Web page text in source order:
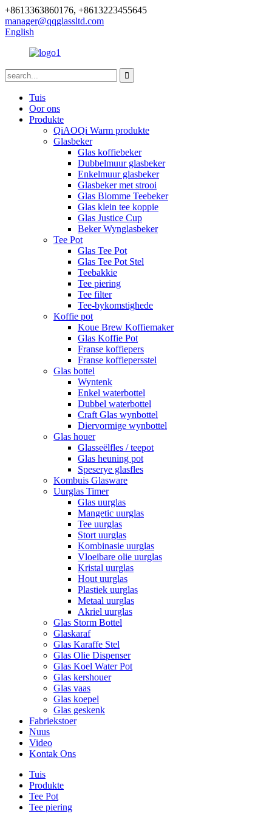
+8613363860176, +8613223455645
manager@qqglassltd.com
English
Tuis
Oor ons
Produkte
QiAOQi Warm produkte
Glasbeker
Glas koffiebeker
Dubbelmuur glasbeker
Enkelmuur glasbeker
Glasbeker met strooi
Glas Blomme Teebeker
Glas klein tee koppie
Glas Justice Cup
Beker Wynglasbeker
Tee Pot
Glas Tee Pot
Glas Tee Pot Stel
Teebakkie
Tee piering
Tee filter
Tee-bykomstighede
Koffie pot
Koue Brew Koffiemaker
Glas Koffie Pot
Franse koffiepers
Franse koffiepersstel
Glas bottel
Wyntenk
Enkel waterbottel
Dubbel waterbottel
Craft Glas wynbottel
Diervormige wynbottel
Glas houer
Glasseëlfles / teepot
Glas heuning pot
Speserye glasfles
Kombuis Glasware
Uurglas Timer
Glas uurglas
Mangetic uurglas
Tee uurglas
Stort uurglas
Kombinasie uurglas
Vloeibare olie uurglas
Kristal uurglas
Hout uurglas
Plastiek uurglas
Metaal uurglas
Akriel uurglas
Glas Storm Bottel
Glaskaraf
Glas Karaffe Stel
Glas Olie Dispenser
Glas Koel Water Pot
Glas kershouer
Glas vaas
Glas koepel
Glas geskenk
Fabriekstoer
Nuus
Video
Kontak Ons
Tuis
Produkte
Tee Pot
Tee piering